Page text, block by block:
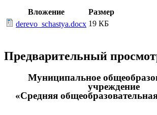
Вложение
Размер
derevo_schastya.docx 19 КБ
Предварительный
Муниципальное
учреждение
«Средняя